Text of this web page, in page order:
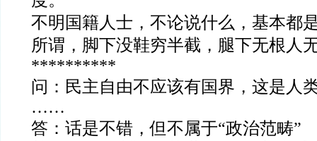
不明国籍人士，不论说什么，基本都
所谓，脚下没鞋穷半截，腿下无根人
**********
问：民主自由不应该有国界，这是人
……
答：话是不错，但不属于“政治范畴”